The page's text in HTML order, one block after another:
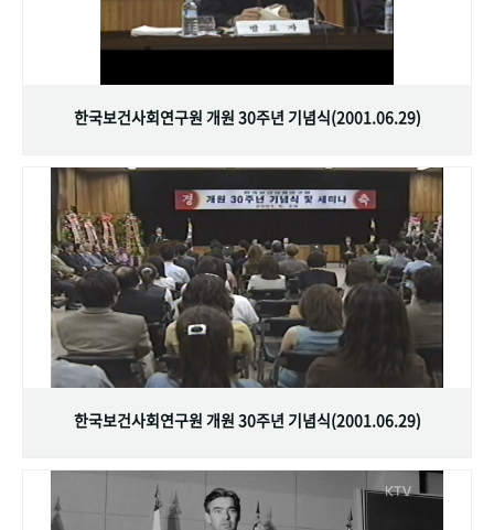
한국보건사회연구원 개원 30주년 기념식(2001.06.29)
한국보건사회연구원 개원 30주년 기념식(2001.06.29)